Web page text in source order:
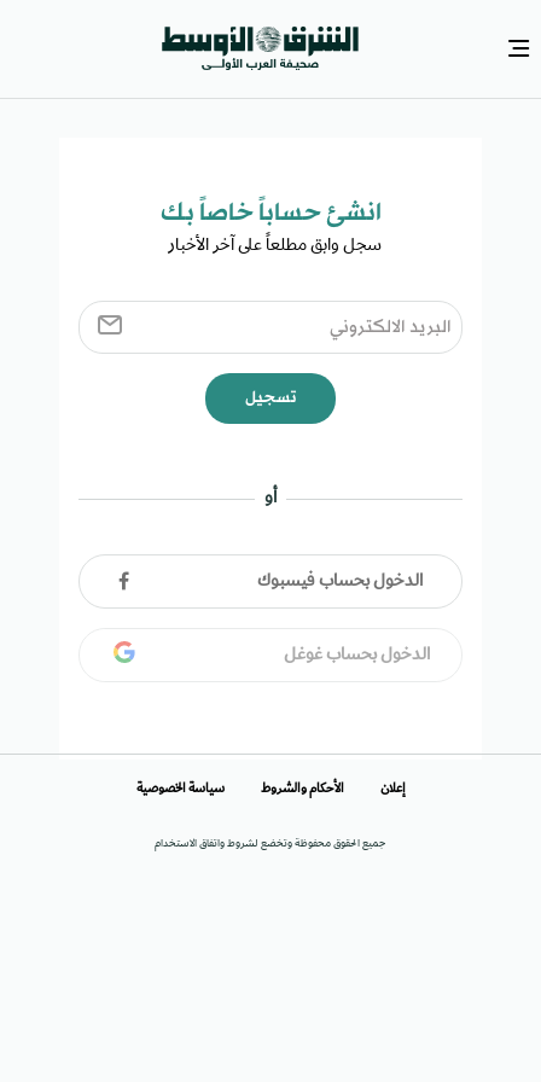
انشئ حساباً خاصاً بك​
سجل وابق مطلعاً على آخر الأخبار ​
تسجيل
أو
الدخول بحساب فيسبوك
الدخول بحساب غوغل
جميع الحقوق محفوظة وتخضع لشروط واتفاق الاستخدام
إعلان الأحكام والشروط سياسة الخصوصية